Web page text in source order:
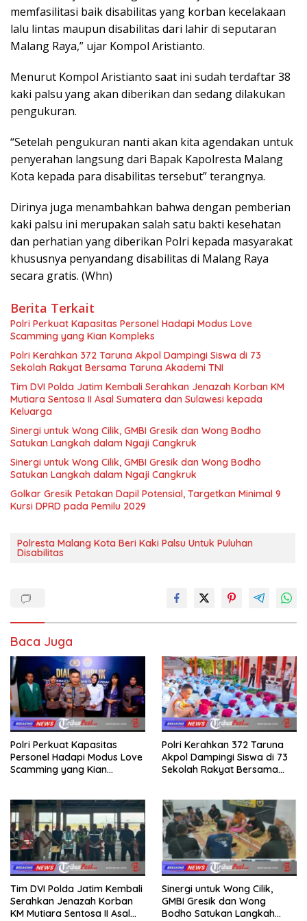
memfasilitasi baik disabilitas yang korban kecelakaan
lalu lintas maupun disabilitas dari lahir di seputaran
Malang Raya,” ujar Kompol Aristianto.
Menurut Kompol Aristianto saat ini sudah terdaftar 38
kaki palsu yang akan diberikan dan sedang dilakukan
pengukuran.
“Setelah pengukuran nanti akan kita agendakan untuk
penyerahan langsung dari Bapak Kapolresta Malang
Kota kepada para disabilitas tersebut” terangnya.
Dirinya juga menambahkan bahwa dengan pemberian
kaki palsu ini merupakan salah satu bakti kesehatan
dan perhatian yang diberikan Polri kepada masyarakat
khususnya penyandang disabilitas di Malang Raya
secara gratis. (Whn)
Berita Terkait
Polri Perkuat Kapasitas Personel Hadapi Modus Love
Scamming yang Kian Kompleks
Polri Kerahkan 372 Taruna Akpol Dampingi Siswa di 73
Sekolah Rakyat Bersama Taruna Akademi TNI
Tim DVI Polda Jatim Kembali Serahkan Jenazah Korban KM
Mutiara Sentosa II Asal Sumatera dan Sulawesi kepada
Keluarga
Sinergi untuk Wong Cilik, GMBI Gresik dan Wong Bodho
Satukan Langkah dalam Ngaji Cangkruk
Sinergi untuk Wong Cilik, GMBI Gresik dan Wong Bodho
Satukan Langkah dalam Ngaji Cangkruk
Golkar Gresik Petakan Dapil Potensial, Targetkan Minimal 9
Kursi DPRD pada Pemilu 2029
Polresta Malang Kota Beri Kaki Palsu Untuk Puluhan
Disabilitas
Baca Juga
Polri Perkuat Kapasitas
Personel Hadapi Modus Love
Scamming yang Kian
Polri Kerahkan 372 Taruna
Akpol Dampingi Siswa di 73
Sekolah Rakyat Bersama
Tim DVI Polda Jatim Kembali
Serahkan Jenazah Korban
KM Mutiara Sentosa II Asal
Sinergi untuk Wong Cilik,
GMBI Gresik dan Wong
Bodho Satukan Langkah